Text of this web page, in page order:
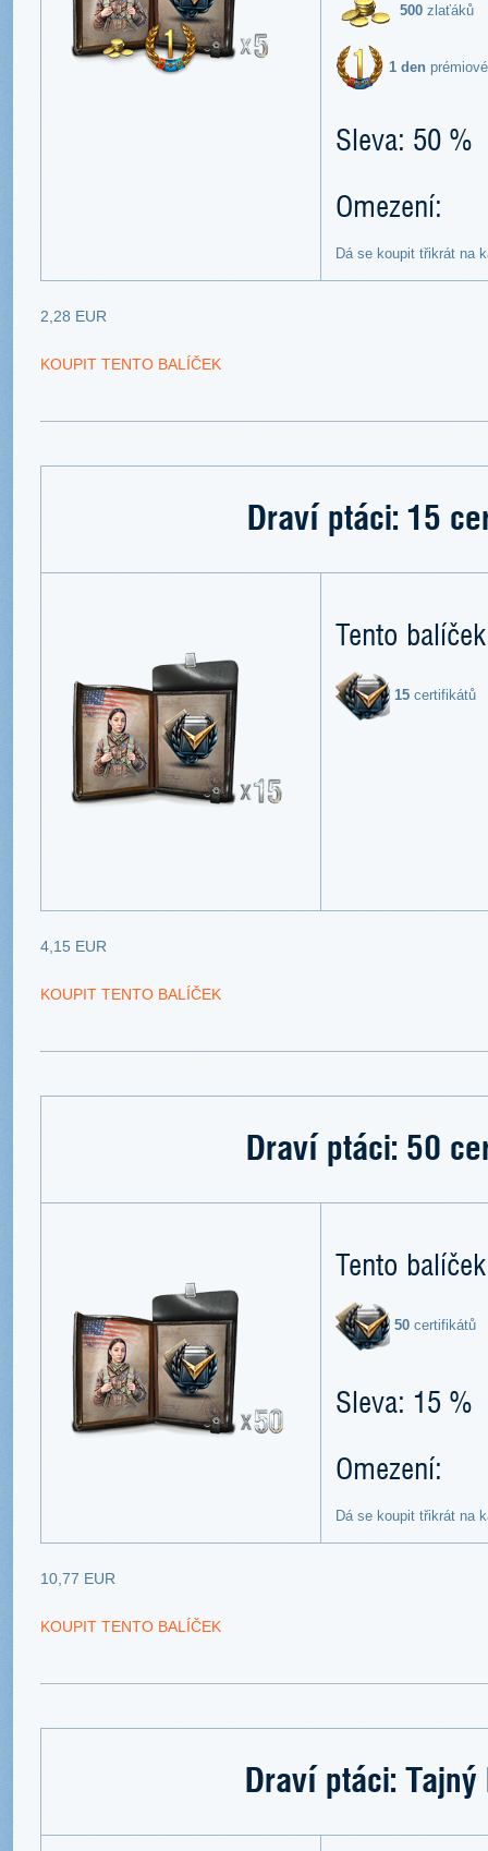
500 zlaťáků
1 den
Sleva: 50 %
Omezení:
Dá se koupit třikrát na
2,28 EUR
KOUPIT TENTO BALÍČEK
Draví ptáci: 15
Tento
15 certifikátů
4,15 EUR
KOUPIT TENTO BALÍČEK
Draví ptáci: 50
Tento
50 certifikátů
Sleva: 15 %
Omezení:
Dá se koupit třikrát na
10,77 EUR
KOUPIT TENTO BALÍČEK
Draví ptáci: